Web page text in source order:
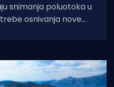
snimanja poluotoka u
osnivanja nove